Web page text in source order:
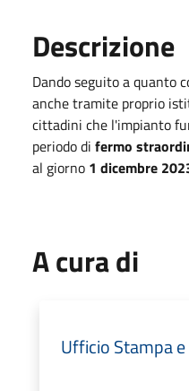
Descrizione
Dando seguito a quanto
anche tramite proprio
cittadini che l'impianto
periodo di fermo
al giorno 1 dicembre
A cura di
Ufficio Stampa